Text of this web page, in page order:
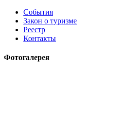
События
Закон о туризме
Реестр
Контакты
Фотогалерея